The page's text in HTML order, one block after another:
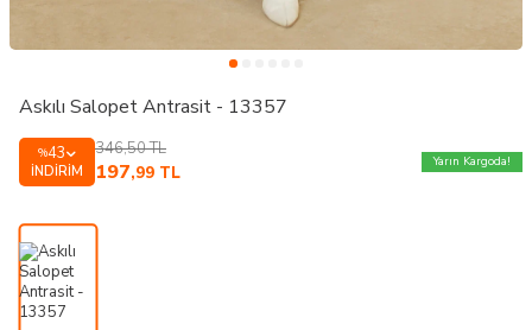
Askılı Salopet Antrasit - 13357
%43
İNDIRIM
346,50TL
197,99 TL
Yarın Kargoda!